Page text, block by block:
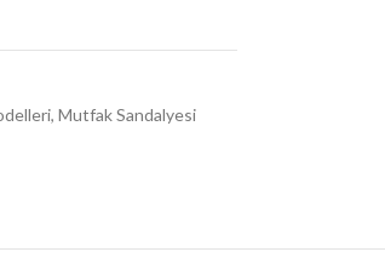
, Mutfak Sandalyesi